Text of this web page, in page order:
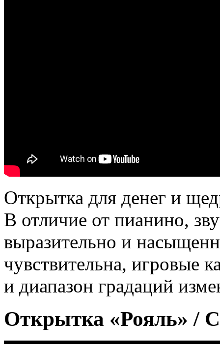
Открытка для денег и
В отличие от пианино,
выразительно и
чувствительна, игровые
и диапазон градаций
Открытка «Рояль» /